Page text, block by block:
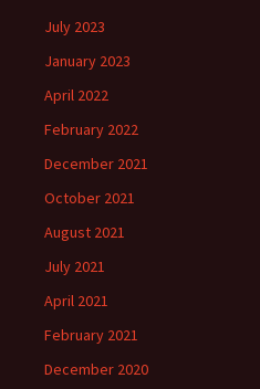
July 2023
January 2023
April 2022
February 2022
December 2021
October 2021
August 2021
July 2021
April 2021
February 2021
December 2020